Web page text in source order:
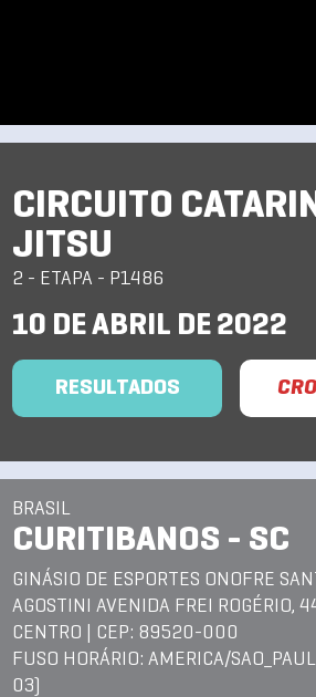
CIRCUITO
JITSU
2 - ETAPA - P1486
10 DE ABRIL DE 2022
RESULTADOS
BRASIL
CURITIBANOS - SC
GINÁSIO DE ESPORTES ONOFRE
AGOSTINI AVENIDA FREI ROGÉRIO,
CENTRO | CEP: 89520-000
FUSO HORÁRIO: AMERICA/
03)